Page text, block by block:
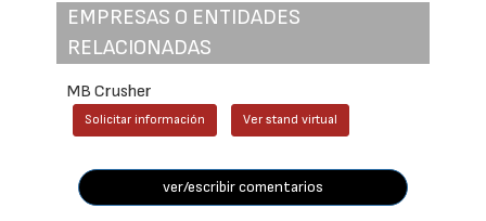
EMPRESAS O ENTIDADES
RELACIONADAS
MB Crusher
Solicitar información Ver stand virtual
ver/escribir comentarios